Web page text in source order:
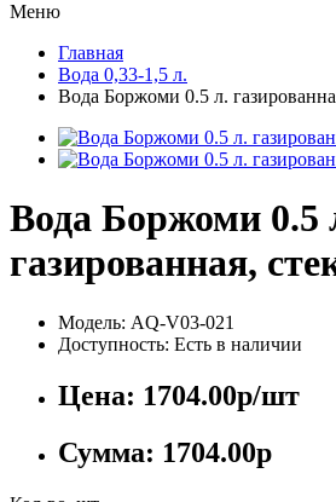
Меню
Главная
Вода 0,33-1,5 л.
Вода Боржоми 0.5 л.
Вода Боржоми 0.5
газированная,
Модель: AQ-V03-021
Доступность: Есть в наличии
Цена: 1704.00р/шт
Сумма: 1704.00р